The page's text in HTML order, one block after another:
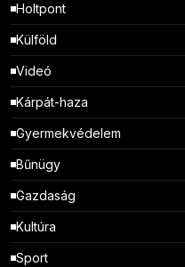
Holtpont
Külföld
Videó
Kárpát-haza
Gyermekvédelem
Bűnügy
Gazdaság
Kultúra
Sport